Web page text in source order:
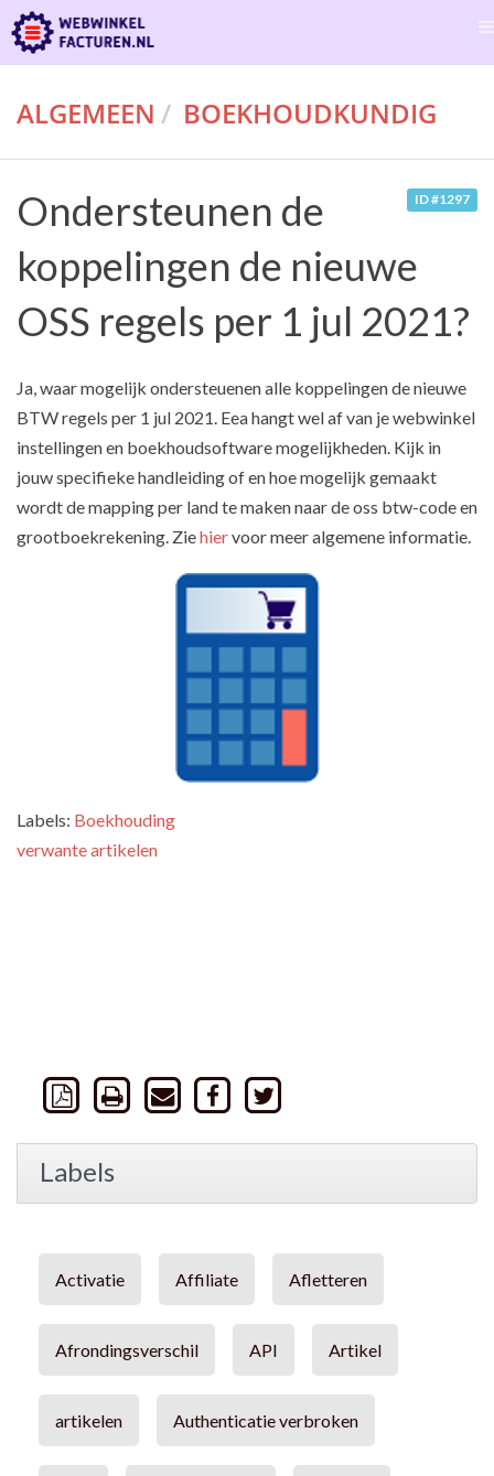
ALGEMEEN BOEKHOUDKUNDIG
ID #1297
Ondersteunen de
koppelingen de nieuwe
OSS regels per 1 jul 2021?
Ja, waar mogelijk ondersteuenen alle koppelingen de nieuwe
BTW regels per 1 jul 2021. Eea hangt wel af van je webwinkel
instellingen en boekhoudsoftware mogelijkheden. Kijk in
jouw specifieke handleiding of en hoe mogelijk gemaakt
wordt de mapping per land te maken naar de oss btw-code en
grootboekrekening. Ziehiervoor meer algemene informatie.
Labels: Boekhouding
verwante artikelen
Labels
Activatie Affiliate Afletteren
Afrondingsverschil API Artikel
artikelen Authenticatie verbroken